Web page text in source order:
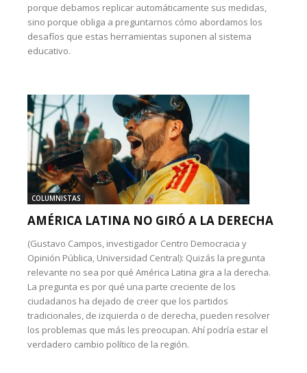
porque debamos replicar automáticamente sus medidas,
sino porque obliga a preguntarnos cómo abordamos los
desafíos que estas herramientas suponen al sistema
educativo.
COLUMNISTAS
AMÉRICA LATINA NO GIRÓ A LA DERECHA
(Gustavo Campos, investigador Centro Democracia y
Opinión Pública, Universidad Central): Quizás la pregunta
relevante no sea por qué América Latina gira a la derecha.
La pregunta es por qué una parte creciente de los
ciudadanos ha dejado de creer que los partidos
tradicionales, de izquierda o de derecha, pueden resolver
los problemas que más les preocupan. Ahí podría estar el
verdadero cambio político de la región.